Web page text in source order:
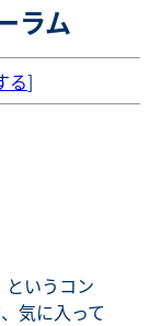
ラム
る]
というコン
気に入って